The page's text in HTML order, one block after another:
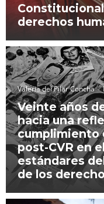
derechos
Valeria del Pilar Concha
Veinte años
hacia una
cumplimiento
post-CVR en
estándares
de los